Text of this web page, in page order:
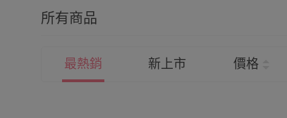
所有商品
最熱銷 新上市 價格